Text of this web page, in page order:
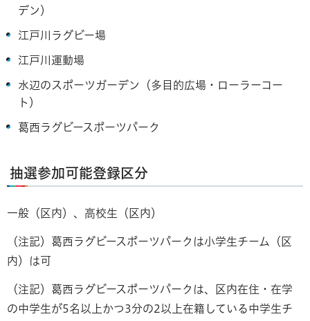
デン）
江戸川ラグビー場
江戸川運動場
水辺のスポーツガーデン（多目的広場・ローラーコー
ト）
葛西ラグビースポーツパーク
抽選参加可能登録区分
一般（区内）、高校生（区内）
（注記）葛西ラグビースポーツパークは小学生チーム（区
内）は可
（注記）葛西ラグビースポーツパークは、区内在住・在学
の中学生が5名以上かつ3分の2以上在籍している中学生チ